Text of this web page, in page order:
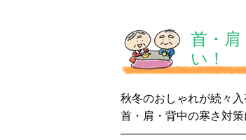
首・肩
い！
秋冬のおしゃれが続々入
首・肩・背中の寒さ対